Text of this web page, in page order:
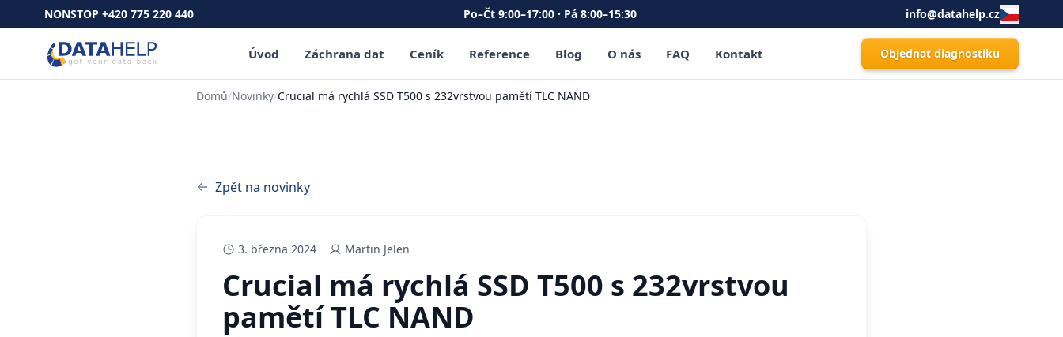
NONSTOP +420 775 220 440 Po–Čt 9:00–17:00 · Pá 8:00–15:30 info@datahelp.cz
Úvod Záchrana dat Ceník Reference Blog O nás FAQ Kontakt Objednat diagnostiku
Domů/Novinky/Crucial má rychlá SSD T500 s 232vrstvou pamětí TLC NAND
Zpět na novinky
3. března 2024 Martin Jelen
Crucial má rychlá SSD T500 s 232vrstvou
pamětí TLC NAND